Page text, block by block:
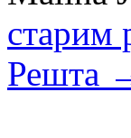
старим
Решта